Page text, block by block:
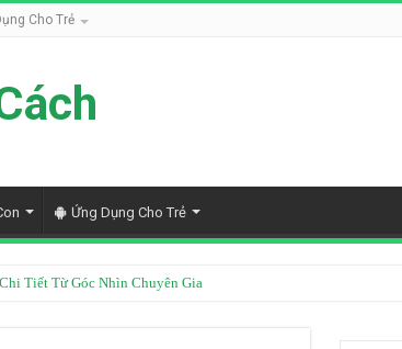
Cho Trẻ
Ứng Dụng Cho Trẻ
Tiết Từ Góc Nhìn Chuyên Gia